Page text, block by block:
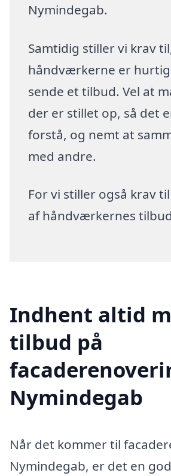
Nymindegab.
Samtidig stiller vi krav
håndværkerne er
sende et tilbud. Vel at
der er stillet op, så det
forstå, og nemt at
med andre.
For vi stiller også krav
af håndværkernes
Indhent altid
tilbud på
Nymindegab
Når det kommer til
Nymindegab, er det en